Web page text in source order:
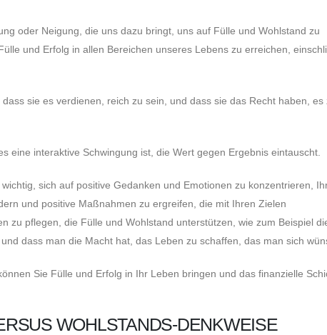
oder Neigung, die uns dazu bringt, uns auf Fülle und Wohlstand zu
und Erfolg in allen Bereichen unseres Lebens zu erreichen,
sie es verdienen, reich zu sein, und dass sie das Recht haben, es
eine interaktive Schwingung ist, die Wert gegen Ergebnis eintauscht.
sich auf positive Gedanken und Emotionen zu konzentrieren,
und positive Maßnahmen zu ergreifen, die mit Ihren Zielen
zu pflegen, die Fülle und Wohlstand unterstützen, wie zum Beispiel
dass man die Macht hat, das Leben zu schaffen, das man sich
Sie Fülle und Erfolg in Ihr Leben bringen und das finanzielle
WOHLSTANDS-DENKWEISE